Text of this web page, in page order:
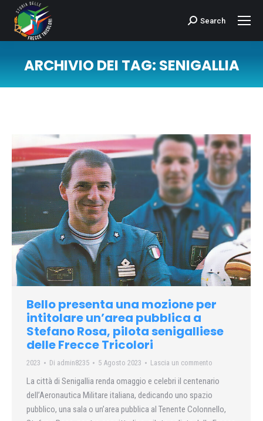
Cerca:Search
ARCHIVIO DEI TAG:SENIGALLIA
Bello presenta una mozione per
intitolare un’area pubblica a
Stefano Rosa, pilota senigalliese
delle Frecce Tricolori
2023 Di admin8235 5 Agosto 2023 Lascia un commento
La città di Senigallia renda omaggio e celebri il centenario
dell’Aeronautica Militare italiana, dedicando uno spazio
pubblico, una sala o un’area pubblica al Tenente Colonnello,